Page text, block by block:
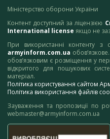
Міністерство оборони України
Контент доступний за ліцензією
International license якщо не
При використанні контенту з
armyinform.com.ua
обов’язковим є розміщення у
відкритого для пошукових
матеріал.
Політика користування сайтом
Політика використання файлів
Зауваження та пропозиції по
webmaster@armyinform.com.ua